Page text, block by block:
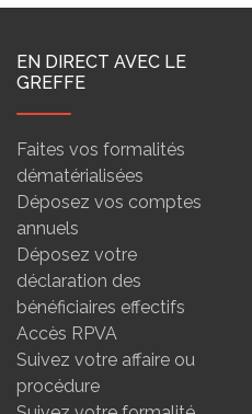
EN DIRECT AVEC LE
GREFFE
Faites vos formalités
dématérialisées
Déposez vos comptes
annuels
Déposez votre
déclaration des
bénéficiaires effectifs
Accès RPVA
Suivez votre affaire ou
procédure